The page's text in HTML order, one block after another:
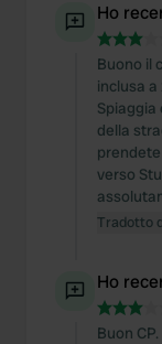
Ho
Buono il
inclusa
della
verso
Tradotto
Ho
Buon